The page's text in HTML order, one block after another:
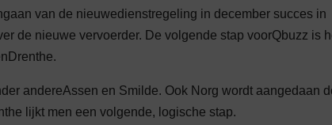
van de nieuwedienstregeling in december succes in
de nieuwe vervoerder. De volgende stap voorQbuzz is
andereAssen en Smilde. Ook Norg wordt aangedaan
lijkt men een volgende, logische stap.